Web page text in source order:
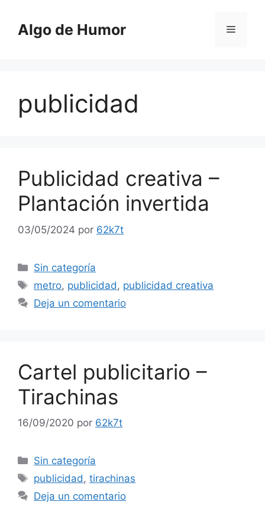
contenido
Algo de Humor Menú
publicidad
Publicidad creativa –
Plantación invertida
03/05/2024 por 62k7t
Categorías
Sin categoría
Etiquetas
metro, publicidad , publicidad creativa
Deja un comentario
Cartel publicitario –
Tirachinas
16/09/2020 por 62k7t
Categorías
Sin categoría
Etiquetas
publicidad,tirachinas
Deja un comentario